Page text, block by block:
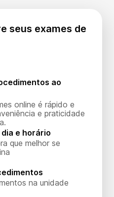
seus exames de
ao
online é rápido e
e praticidade
e horário
que melhor se
na unidade